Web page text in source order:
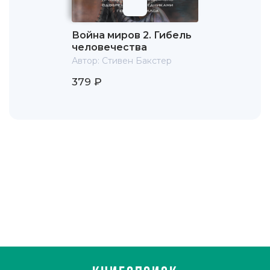
премия имени Курта Лассвица и японская «Сейун».
Самым титулованным стало продолжение классического
романа Герберта Уэллса «Машина времени» под
названием «Корабли времени»: это произведение
награждалось трижды.
Писатель занимает должность вице-президента
Война миров 2. Гибель
человечества
Автор: Стивен Бакстер
379 ₽